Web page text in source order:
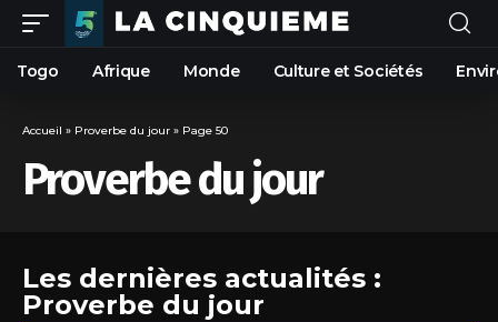
Togo Afrique Monde Culture et Sociétés
Accueil » Proverbe du jour » Page 50
Proverbe du jour
Les dernières actualités :
Proverbe du jour